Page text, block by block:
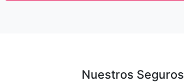
Nuestros Seguros